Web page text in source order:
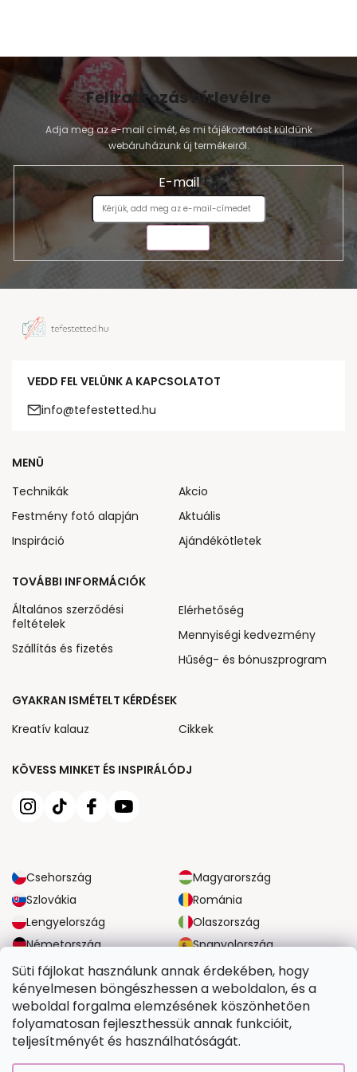
Süti fájlokat használunk annak érdekében, hogy
kényelmesen böngészhessen a weboldalon, és a
weboldal forgalma elemzésének köszönhetően
folyamatosan fejleszthessük annak funkcióit,
teljesítményét és használhatóságát.
Feliratkozás hírlevélre
Adja meg az e-mail címét, és mi tájékoztatást küldünk
webáruházunk új termékeiről.
E-mail
VEDD FEL VELÜNK A KAPCSOLATOT
info@tefestetted.hu
KÖVESS MINKET ÉS INSPIRÁLÓDJ
Csehország
Magyarország
Szlovákia
Románia
Lengyelország
Olaszország
Németország
Spanyolország
Nagy-Britannia
Ausztria
MENÜ
Technikák
Festmény fotó alapján
Inspiráció
Akcio
Aktuális
Ajándékötletek
TOVÁBBI INFORMÁCIÓK
Általános szerződési
feltételek
Szállítás és fizetés
Elérhetőség
Mennyiségi kedvezmény
Hűség- és bónuszprogram
GYAKRAN ISMÉTELT KÉRDÉSEK
Kreatív kalauz
Cikkek
MEGBÍZHATÓ SZÁLLÍTÁSI LEHETŐSÉGEK